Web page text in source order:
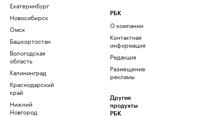
Екатеринбург
Новосибирск
Омск
Башкортостан
Вологодская
область
Калининград
Краснодарский
край
Нижний
Новгород
РБК
О компании
Контактная
информация
Редакция
Размещение
рекламы
Другие
продукты
РБК